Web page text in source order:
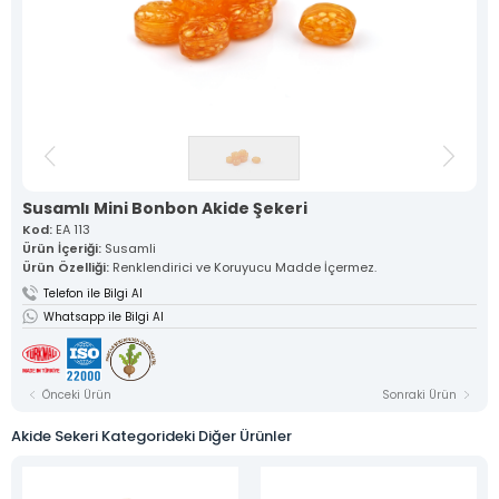
Kurumsal
Mevlana Şekeri
Akide Şekeri
Lokumlar
» Meyveli Lokumlar
» Çesnili Lokumlar
» Sarma Lokumlar
» Cezerye
» Serit Lokumlar
» Sucuk Lokumlar
» Vakum Ambalajlı Lokumlar
Geleneksel tariflerle ustalıkla
hazırlanan lokumlarımız, her
lokmada eşsiz bir lezzet sunar.
Serit Lokumlar >
Sucuk Lokumlar >
Vakum Ambalajlı Lokumlar >
Susamlı Mini Bonbon Akide Şekeri
Kod: EA 113
Ürün İçeriği: Susamli
Ürün Özelliği: Renklendirici ve Koruyucu Madde İçermez.
Telefon ile Bilgi Al
Whatsapp ile Bilgi Al
Önceki Ürün Sonraki Ürün
Akide Sekeri Kategorideki Diğer Ürünler